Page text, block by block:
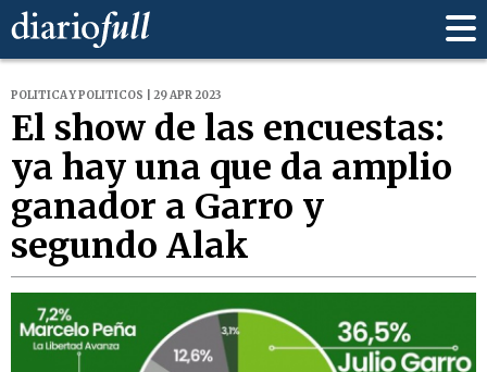
POLITICA Y POLITICOS | 29 APR 2023
El show de las encuestas:
ya hay una que da amplio
ganador a Garro y
segundo Alak